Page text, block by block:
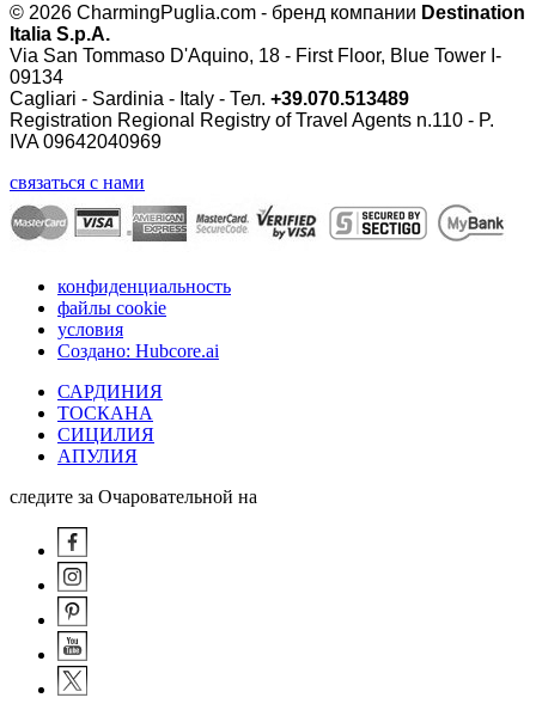
© 2026 CharmingPuglia.com - бренд компании Destination
Italia S.p.A.
Via San Tommaso D'Aquino, 18 - First Floor, Blue Tower I-
09134
Cagliari - Sardinia - Italy - Тел. +39.070.513489
Registration Regional Registry of Travel Agents n.110 - P.
IVA 09642040969
связаться с нами
конфиденциальность
файлы cookie
условия
Создано: Hubcore.ai
САРДИНИЯ
ТОСКАНА
СИЦИЛИЯ
АПУЛИЯ
следите за Очаровательной на